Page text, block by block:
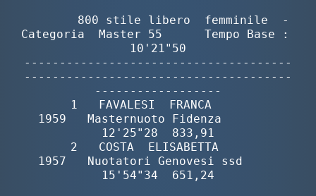
        800 stile libero  femminile  -
Categoria  Master 55      Tempo Base :
10'21"50
--------------------------------------
--------------------------------------
------------------
       1   FAVALESI  FRANCA
1959   Masternuoto Fidenza
12'25"28  833,91
       2   COSTA  ELISABETTA
1957   Nuotatori Genovesi ssd
15'54"34  651,24